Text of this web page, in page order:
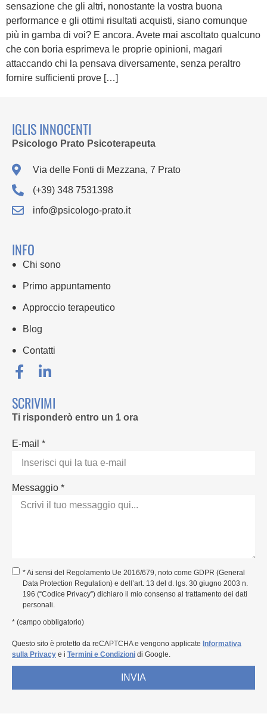
sensazione che gli altri, nonostante la vostra buona
performance e gli ottimi risultati acquisti, siano comunque
più in gamba di voi? E ancora. Avete mai ascoltato qualcuno
che con boria esprimeva le proprie opinioni, magari
attaccando chi la pensava diversamente, senza peraltro
fornire sufficienti prove […]
IGLIS INNOCENTI
Psicologo Prato Psicoterapeuta
Via delle Fonti di Mezzana, 7 Prato
(+39) 348 7531398
info@psicologo-prato.it
INFO
Chi sono
Primo appuntamento
Approccio terapeutico
Blog
Contatti
SCRIVIMI
Ti risponderò entro un 1 ora
E-mail *
Messaggio *
* Ai sensi del Regolamento Ue 2016/679, noto come GDPR (General
Data Protection Regulation) e dell’art. 13 del d. lgs. 30 giugno 2003 n.
196 (“Codice Privacy”) dichiaro il mio consenso al trattamento dei dati
personali.
* (campo obbligatorio)
Questo sito è protetto da reCAPTCHA e vengono applicate Informativa
sulla Privacy e i Termini e Condizioni di Google.
INVIA